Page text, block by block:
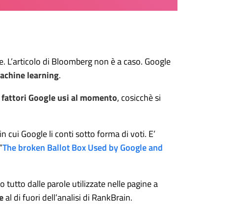
di Bloomberg non è a caso. Google
learning.
Google usi al momento, cosicchè si
cui Google li conti sotto forma di voti. E’
The broken Ballot Box Used by Google and
tutto dalle parole utilizzate nelle pagine a
al di fuori dell’analisi di RankBrain.